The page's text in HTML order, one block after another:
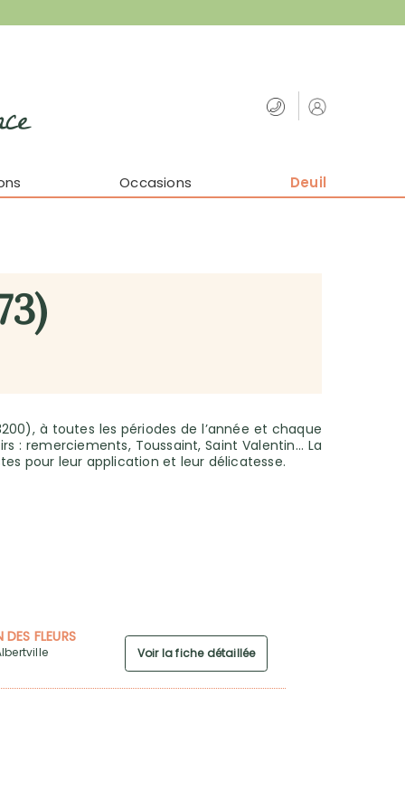
Occasions Deuil
à toutes les périodes de l’année et chaque
: remerciements, Toussaint, Saint Valentin… La
pour leur application et leur délicatesse.
FLEURS
Voir la fiche détaillée